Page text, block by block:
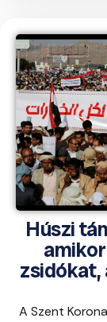
Húszi
zsidókat,
A Szent